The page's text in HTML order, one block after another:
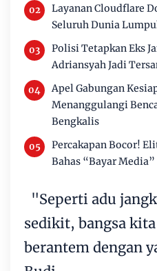
Layanan Cloudflare
Seluruh Dunia
Polisi Tetapkan Eks
Adriansyah Jadi
Apel Gabungan
Menanggulangi
Bengkalis
Percakapan Bocor!
Bahas “Bayar
"Seperti adu
sedikit, bangsa
berantem dengan